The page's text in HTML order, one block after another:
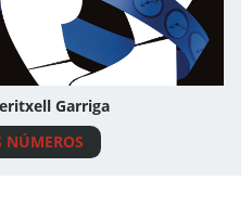
Garriga
NÚMEROS